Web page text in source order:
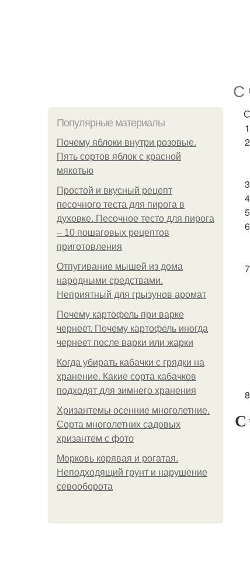
С
Популярные материалы
Почему яблоки внутри розовые.
Пять сортов яблок с красной
мякотью
Простой и вкусный рецепт
песочного теста для пирога в
духовке. Песочное тесто для пирога
– 10 пошаговых рецептов
приготовления
Отпугивание мышей из дома
народными средствами.
Неприятный для грызунов аромат
Почему картофель при варке
чернеет. Почему картофель иногда
чернеет после варки или жарки
Когда убирать кабачки с грядки на
хранение. Какие сорта кабачков
подходят для зимнего хранения
Хризантемы осенние многолетние.
Сорта многолетних садовых
хризантем с фото
Морковь корявая и рогатая.
Неподходящий грунт и нарушение
севооборота
С